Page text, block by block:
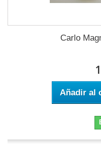
Carlo
Añadir al